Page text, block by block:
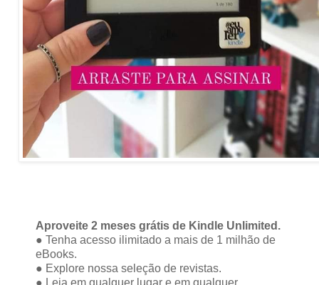
Aproveite 2 meses grátis de Kindle Unlimited.
● Tenha acesso ilimitado a mais de 1 milhão de
eBooks.
● Explore nossa seleção de revistas.